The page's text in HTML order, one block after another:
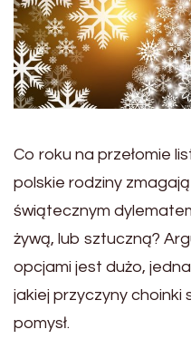
Co roku na przełomie
polskie rodziny
świątecznym
żywą, lub sztuczną?
opcjami jest dużo,
jakiej przyczyny
pomysł.